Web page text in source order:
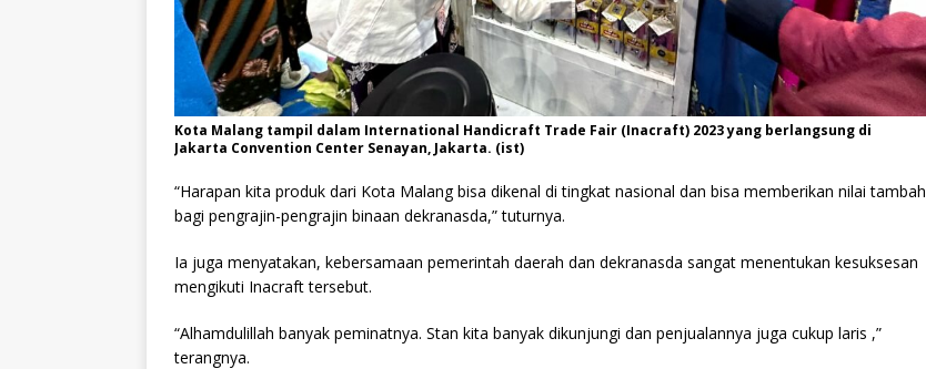
Kota Malang tampil dalam International Handicraft Trade Fair (Inacraft) 2023 yang berlangsung di
Jakarta Convention Center Senayan, Jakarta. (ist)
“Harapan kita produk dari Kota Malang bisa dikenal di tingkat nasional dan bisa memberikan nilai tambah
bagi pengrajin-pengrajin binaan dekranasda,” tuturnya.
Ia juga menyatakan, kebersamaan pemerintah daerah dan dekranasda sangat menentukan kesuksesan
mengikuti Inacraft tersebut.
“Alhamdulillah banyak peminatnya. Stan kita banyak dikunjungi dan penjualannya juga cukup laris ,”
terangnya.